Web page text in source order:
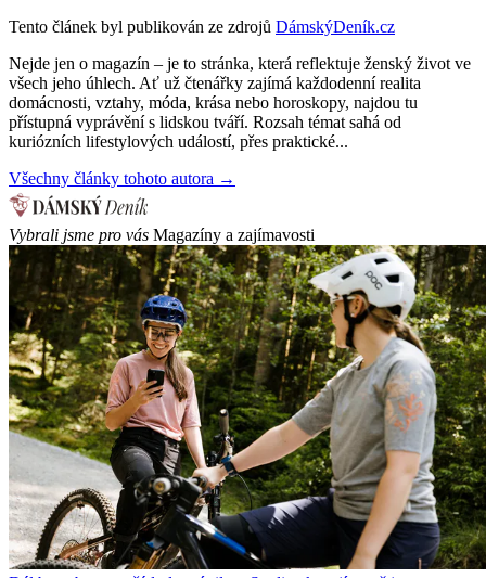
Tento článek byl publikován ze zdrojů DámskýDeník.cz
Nejde jen o magazín – je to stránka, která reflektuje ženský život ve
všech jeho úhlech. Ať už čtenářky zajímá každodenní realita
domácnosti, vztahy, móda, krása nebo horoskopy, najdou tu
přístupná vyprávění s lidskou tváří. Rozsah témat sahá od
kuriózních lifestylových událostí, přes praktické...
Všechny články tohoto autora →
Vybrali jsme pro vás Magazíny a zajímavosti